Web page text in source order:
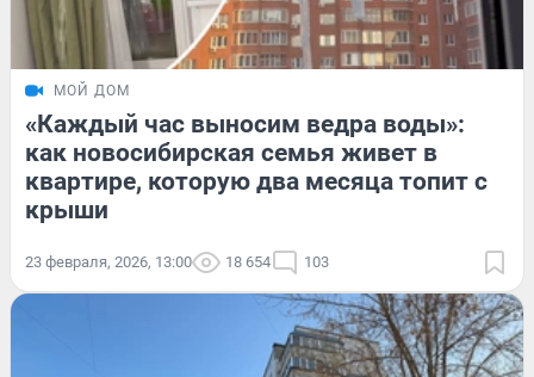
МОЙ ДОМ
«Каждый час выносим ведра воды»:
как новосибирская семья живет в
квартире, которую два месяца топит с
крыши
23 февраля, 2026, 13:00 18 654 103